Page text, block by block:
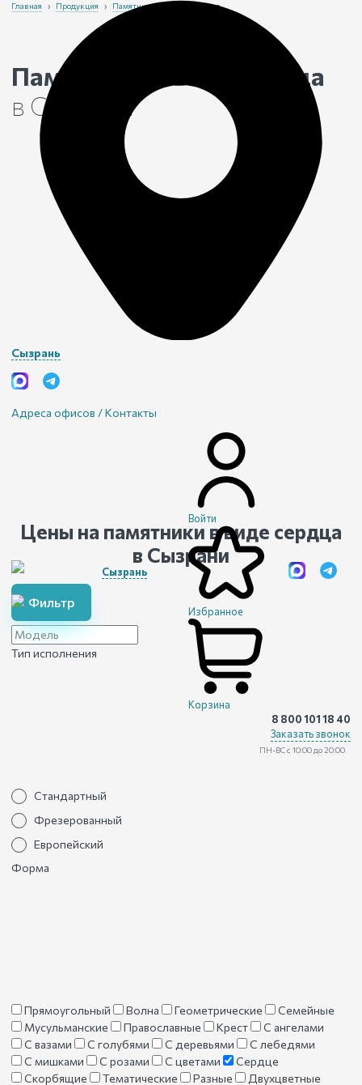
Сызрань
Адреса офисов / Контакты
Сызрань
Войти
Избранное
Корзина
8 800 101 18 40
Заказать звонок
ПН-ВС с 10:00 до 20:00
Главная › Продукция › Памятники › В виде сердца
Памятники в виде сердца
в Сызрани
Цены на памятники в виде сердца
в Сызрани
Фильтр
Тип исполнения
Стандартный
Фрезерованный
Европейский
Форма
Прямоугольный Волна Геометрические
Семейные
Мусульманские
Православные Крест
С ангелами
С вазами
С голубями С деревьями
С лебедями
С мишками
С розами С цветами
Сердце
Скорбящие
Тематические Разные
Двухцветные